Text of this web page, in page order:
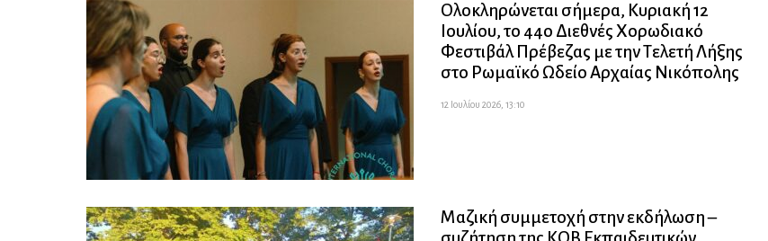
Ολοκληρώνεται σήμερα, Κυριακή 12
Ιουλίου, το 44ο Διεθνές Χορωδιακό
Φεστιβάλ Πρέβεζας με την Τελετή Λήξης
στο Ρωμαϊκό Ωδείο Αρχαίας Νικόπολης
12 Ιουλίου 2026, 13:10
Μαζική συμμετοχή στην εκδήλωση –